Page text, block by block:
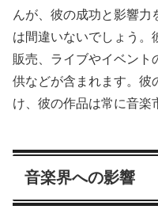
んが、彼の成功と影響力
は間違いないでしょう。
販売、ライブやイベント
供などが含まれます。彼
け、彼の作品は常に音楽
音楽界への影響